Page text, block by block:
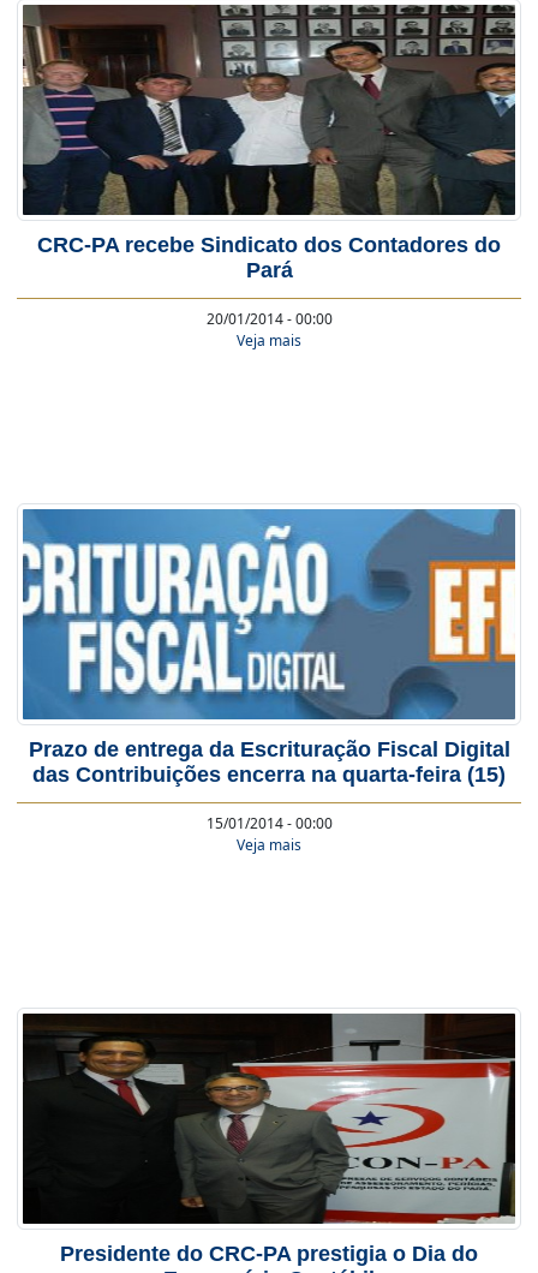
CRC-PA recebe Sindicato dos Contadores do
Pará
20/01/2014 - 00:00
Veja mais
Prazo de entrega da Escrituração Fiscal Digital
das Contribuições encerra na quarta-feira (15)
15/01/2014 - 00:00
Veja mais
Presidente do CRC-PA prestigia o Dia do